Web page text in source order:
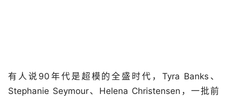
有人说90年代是超模的全盛时代，Tyra Banks、
Stephanie Seymour、Helena Christensen，一批前